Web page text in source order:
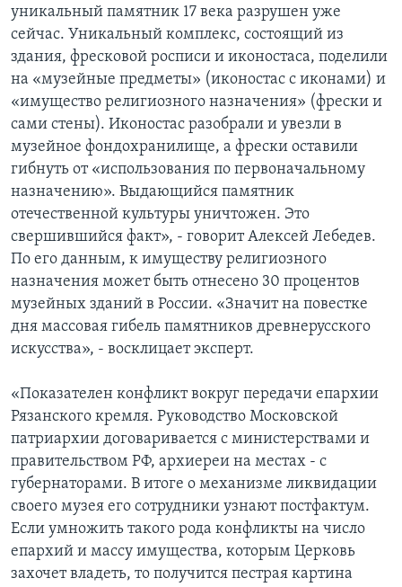
уникальный памятник 17 века разрушен уже
сейчас. Уникальный комплекс, состоящий из
здания, фресковой росписи и иконостаса, поделили
на «музейные предметы» (иконостас с иконами) и
«имущество религиозного назначения» (фрески и
сами стены). Иконостас разобрали и увезли в
музейное фондохранилище, а фрески оставили
гибнуть от «использования по первоначальному
назначению». Выдающийся памятник
отечественной культуры уничтожен. Это
свершившийся факт», - говорит Алексей Лебедев.
По его данным, к имуществу религиозного
назначения может быть отнесено 30 процентов
музейных зданий в России. «Значит на повестке
дня массовая гибель памятников древнерусского
искусства», - восклицает эксперт.
«Показателен конфликт вокруг передачи епархии
Рязанского кремля. Руководство Московской
патриархии договаривается с министерствами и
правительством РФ, архиереи на местах - с
губернаторами. В итоге о механизме ликвидации
своего музея его сотрудники узнают постфактум.
Если умножить такого рода конфликты на число
епархий и массу имущества, которым Церковь
захочет владеть, то получится пестрая картина